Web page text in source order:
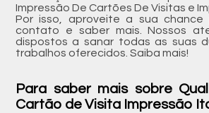
Impressão De Cartões De Visitas e
Por isso, aproveite a sua chance
contato e saber mais. Nossos
dispostos a sanar todas as suas
trabalhos oferecidos. Saiba mais!
Para saber mais sobre
Cartão de Visita Impressão